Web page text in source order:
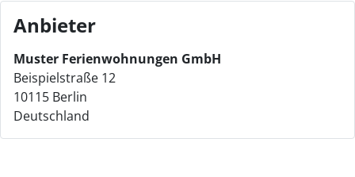
Anbieter
Muster Ferienwohnungen GmbH
Beispielstraße 12
10115 Berlin
Deutschland